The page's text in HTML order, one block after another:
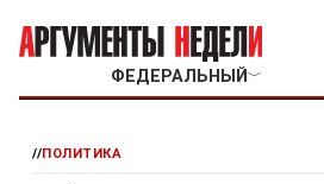
ФЕДЕРАЛЬНЫЙ ﹀
//ПОЛИТИКА